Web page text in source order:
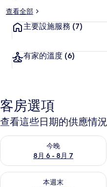
查看全部
主要設施服務 (7)
有家的溫度 (6)
客房選項
查看這些日期的供應情況
今晚
8月 6 - 8月 7
查看今晚 (8月 6 - 8月 7) 的供應
本週末
查看本週末 (8月 7 - 8月 9) 的供